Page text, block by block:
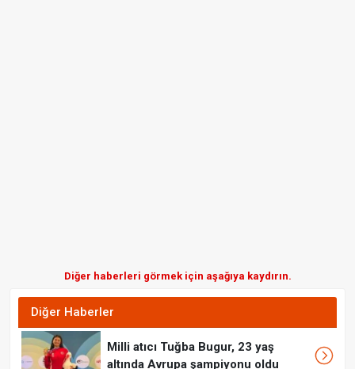
Diğer haberleri görmek için aşağıya kaydırın.
Diğer Haberler
Milli atıcı Tuğba Bugur, 23 yaş
altında Avrupa şampiyonu oldu